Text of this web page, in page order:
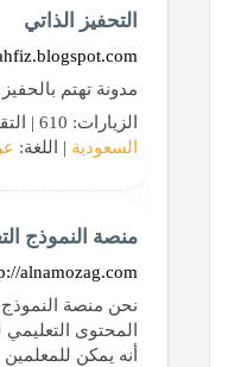
التحفيز الذاتي
مدونة تهتم
الزيارات: 610 | التقييم: 0 | المقيّمين: 0 | الدولة:
السعودية | اللغة:
منصة النموذج
alnamozag.com
نحن منصة النموذج
المحتوى التعليمي
أنه يمكن